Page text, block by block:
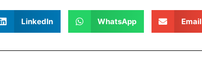
LinkedIn WhatsApp Email